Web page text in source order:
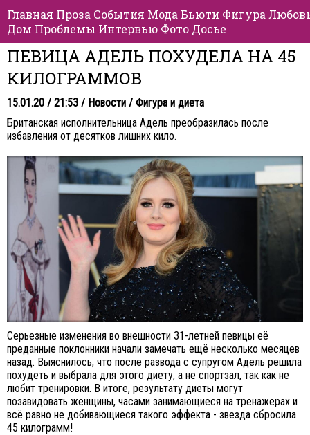
Главная Проза События Мода Бьюти Фигура
Дом Проблемы Интервью Фото Досье
ПЕВИЦА АДЕЛЬ ПОХУДЕЛА НА 45
КИЛОГРАММОВ
15.01.20 / 21:53 / Новости / Фигура и диета
Британская исполнительница Адель преобразилась после
избавления от десятков лишних кило.
Серьезные изменения во внешности 31-летней певицы её
преданные поклонники начали замечать ещё несколько месяцев
назад. Выяснилось, что после развода с супругом Адель решила
похудеть и выбрала для этого диету, а не спортзал, так как не
любит тренировки. В итоге, результату диеты могут
позавидовать женщины, часами занимающиеся на тренажерах и
всё равно не добивающиеся такого эффекта - звезда сбросила
45 килограмм!